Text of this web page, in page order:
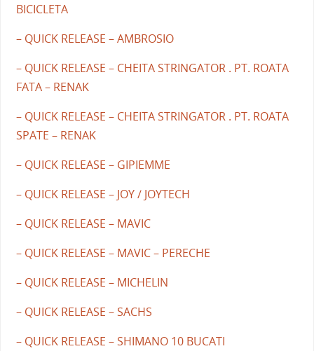
BICICLETA
– QUICK RELEASE – AMBROSIO
– QUICK RELEASE – CHEITA STRINGATOR . PT. ROATA
FATA – RENAK
– QUICK RELEASE – CHEITA STRINGATOR . PT. ROATA
SPATE – RENAK
– QUICK RELEASE – GIPIEMME
– QUICK RELEASE – JOY / JOYTECH
– QUICK RELEASE – MAVIC
– QUICK RELEASE – MAVIC – PERECHE
– QUICK RELEASE – MICHELIN
– QUICK RELEASE – SACHS
– QUICK RELEASE – SHIMANO 10 BUCATI